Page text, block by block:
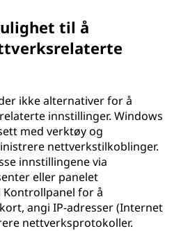
til å
ikke alternativer for å
innstillinger. Windows
med verktøy og
nettverkstilkoblinger.
innstillingene via
eller panelet
for å
angi IP-adresser (Internet
nettverksprotokoller.